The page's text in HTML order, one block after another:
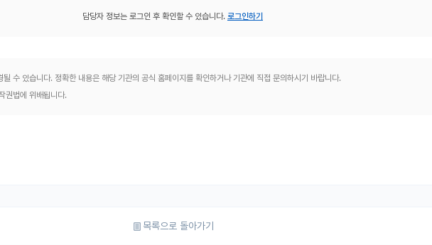
담당자 정보는 로그인 후 확인할 수 있습니다. 로그인하기
수 있습니다. 정확한 내용은 해당 기관의 공식 홈페이지를 확인하거나 기관에 직접 문의하시기 바랍니다.
권법에 위배됩니다.
목록으로 돌아가기